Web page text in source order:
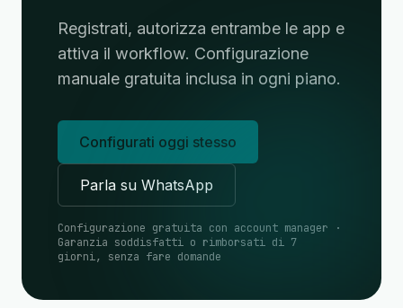
Registrati, autorizza entrambe le app e
attiva il workflow. Configurazione
manuale gratuita inclusa in ogni piano.
Configurati oggi stesso
Parla su WhatsApp
Configurazione gratuita con account manager ·
Garanzia soddisfatti o rimborsati di 7
giorni, senza fare domande